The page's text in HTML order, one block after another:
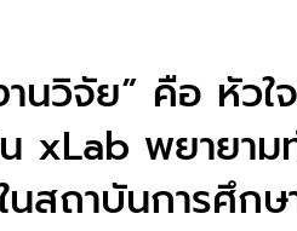
านวิจัย” คือ หัว
xLab พยายาม
นสถาบันการศึกษ